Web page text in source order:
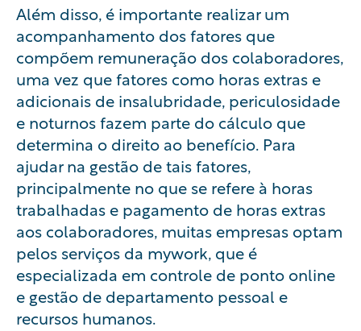
Além disso, é importante realizar um
acompanhamento dos fatores que
compõem remuneração dos colaboradores,
uma vez que fatores como horas extras e
adicionais de insalubridade, periculosidade
e noturnos fazem parte do cálculo que
determina o direito ao benefício. Para
ajudar na gestão de tais fatores,
principalmente no que se refere à horas
trabalhadas e pagamento de horas extras
aos colaboradores, muitas empresas optam
pelos serviços da mywork, que é
especializada em controle de ponto online
e gestão de departamento pessoal e
recursos humanos.